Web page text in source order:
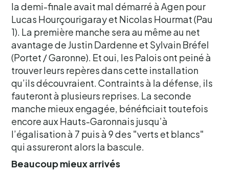
la demi-finale avait mal démarré à Agen pour
Lucas Hourçourigaray et Nicolas Hourmat (Pau
1). La première manche sera au même au net
avantage de Justin Dardenne et Sylvain Bréfel
(Portet / Garonne). Et oui, les Palois ont peiné à
trouver leurs repères dans cette installation
qu’ils découvraient. Contraints à la défense, ils
fauteront à plusieurs reprises. La seconde
manche mieux engagée, bénéficiait toutefois
encore aux Hauts-Garonnais jusqu’à
l’égalisation à 7 puis à 9 des "verts et blancs"
qui assureront alors la bascule.
Beaucoup mieux arrivés